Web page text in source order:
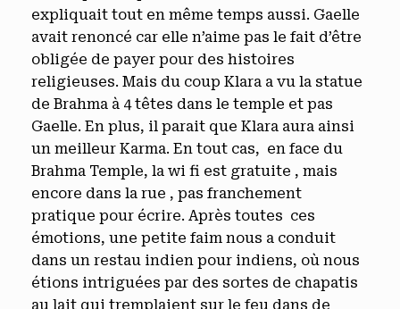
expliquait tout en même temps aussi. Gaelle
avait renoncé car elle n’aime pas le fait d’être
obligée de payer pour des histoires
religieuses. Mais du coup Klara a vu la statue
de Brahma à 4 têtes dans le temple et pas
Gaelle. En plus, il parait que Klara aura ainsi
un meilleur Karma. En tout cas, en face du
Brahma Temple, la wi fi est gratuite , mais
encore dans la rue , pas franchement
pratique pour écrire. Après toutes ces
émotions, une petite faim nous a conduit
dans un restau indien pour indiens, où nous
étions intriguées par des sortes de chapatis
au lait qui tremplaient sur le feu dans de